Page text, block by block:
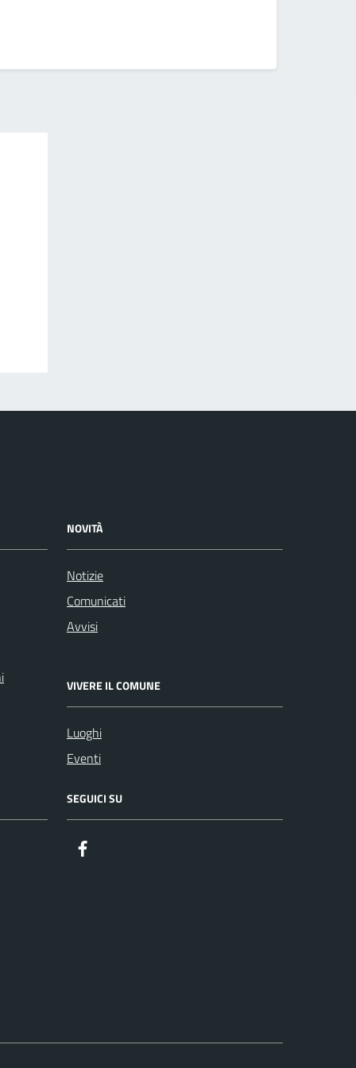
NOVITÀ
Notizie
Comunicati
Avvisi
VIVERE IL COMUNE
Luoghi
Eventi
SEGUICI SU